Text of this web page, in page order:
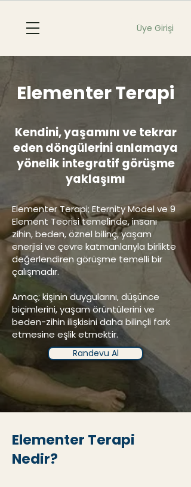
Üye Girişi
Elementer Terapi
Kendini, yaşamını ve tekrar
eden döngülerini anlamaya
yönelik integratif görüşme
yaklaşımı
Elementer Terapi; Eternity Model ve 9
Element Teorisi temelinde, insanı
zihin, beden, öznel bilinç, yaşam
enerjisi ve çevre katmanlarıyla birlikte
değerlendiren görüşme temelli bir
çalışmadır.
Amaç; kişinin duygularını, düşünce
biçimlerini, yaşam örüntülerini ve
beden-zihin ilişkisini daha bilinçli fark
etmesine eşlik etmektir.
Randevu Al
Elementer Terapi
Nedir?